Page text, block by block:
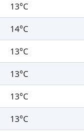
13°C
14°C
13°C
13°C
13°C
13°C